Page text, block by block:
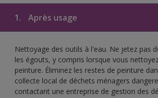
1. Après usage
Nettoyage des outils à l'eau. Ne jetez pas
les égouts, y compris lorsque vous
peinture. Éliminez les restes de peinture
collecte local de déchets ménagers
contactant une entreprise de gestion des